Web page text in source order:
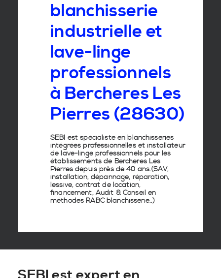
blanchisserie
industrielle et
lave-linge
professionnels
à Bercheres Les
Pierres (28630)
SEBI est spécialiste en blanchisseries
intégrées professionnellesetinstallateur
de lave-lingeprofessionnels pour les
établissements de Bercheres Les
Pierresdepuis près de 40 ans.(SAV,
installation, dépannage, réparation,
lessive, contrat de location,
financement, Audit & Conseil en
méthodes RABC blanchisserie..)